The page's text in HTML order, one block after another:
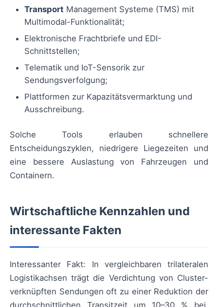
Transport Management Systeme (TMS) mit
Multimodal-Funktionalität;
Elektronische Frachtbriefe und EDI-
Schnittstellen;
Telematik und IoT-Sensorik zur
Sendungsverfolgung;
Plattformen zur Kapazitätsvermarktung und
Ausschreibung.
Solche Tools erlauben schnellere
Entscheidungszyklen, niedrigere Liegezeiten und
eine bessere Auslastung von Fahrzeugen und
Containern.
Wirtschaftliche Kennzahlen und
interessante Fakten
Interessanter Fakt: In vergleichbaren trilateralen
Logistikachsen trägt die Verdichtung von Cluster-
verknüpften Sendungen oft zu einer Reduktion der
durchschnittlichen Transitzeit um 10–30 % bei,